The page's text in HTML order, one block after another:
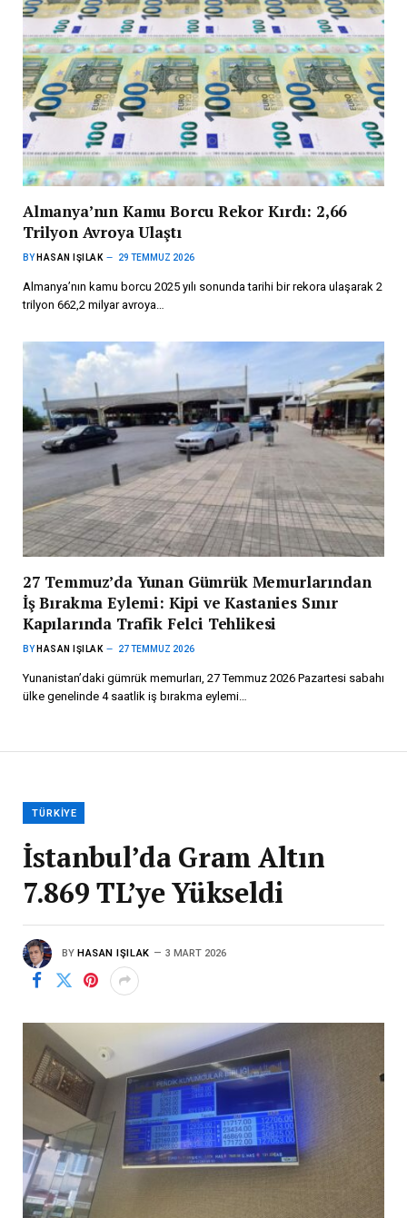
Almanya’nın Kamu Borcu Rekor Kırdı: 2,66
Trilyon Avroya Ulaştı
BY HASAN IŞILAK 29 TEMMUZ 2026
Almanya’nın kamu borcu 2025 yılı sonunda tarihi bir rekora ulaşarak 2
trilyon 662,2 milyar avroya…
27 Temmuz’da Yunan Gümrük Memurlarından
İş Bırakma Eylemi: Kipi ve Kastanies Sınır
Kapılarında Trafik Felci Tehlikesi
BY HASAN IŞILAK 27 TEMMUZ 2026
Yunanistan’daki gümrük memurları, 27 Temmuz 2026 Pazartesi sabahı
ülke genelinde 4 saatlik iş bırakma eylemi…
TÜRKIYE
İstanbul’da Gram Altın
7.869 TL’ye Yükseldi
BY HASAN IŞILAK 3 MART 2026